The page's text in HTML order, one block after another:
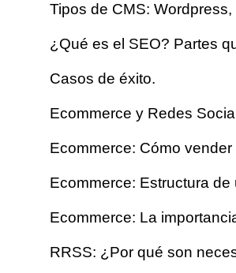
Tipos de CMS:
¿Qué es el SEO? Partes
Casos de éxito.
Ecommerce y Redes
Ecommerce: Cómo
Ecommerce: Estructura de
Ecommerce: La
RRSS: ¿Por qué son